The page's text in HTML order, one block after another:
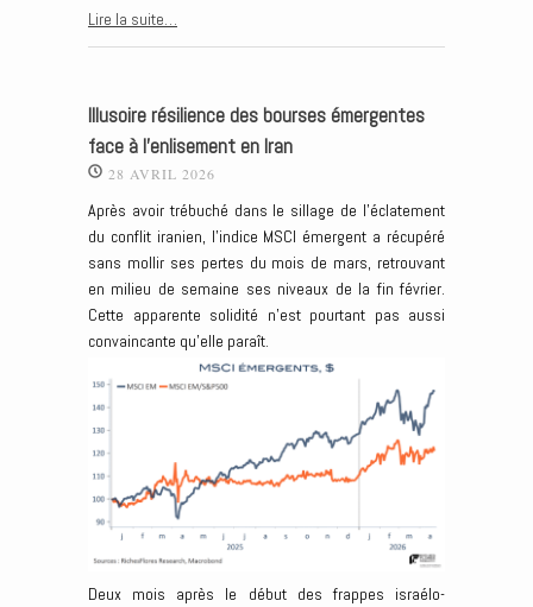
Lire la suite…
Illusoire résilience des bourses émergentes
face à l’enlisement en Iran
28 AVRIL 2026
Après avoir trébuché dans le sillage de l’éclatement
du conflit iranien, l’indice MSCI émergent a récupéré
sans mollir ses pertes du mois de mars, retrouvant
en milieu de semaine ses niveaux de la fin février.
Cette apparente solidité n’est pourtant pas aussi
convaincante qu’elle paraît.
Deux mois après le début des frappes israélo-